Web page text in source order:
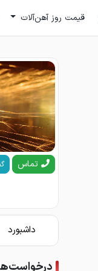
قیمت روز آهن‌آلات
تماس
داشبورد